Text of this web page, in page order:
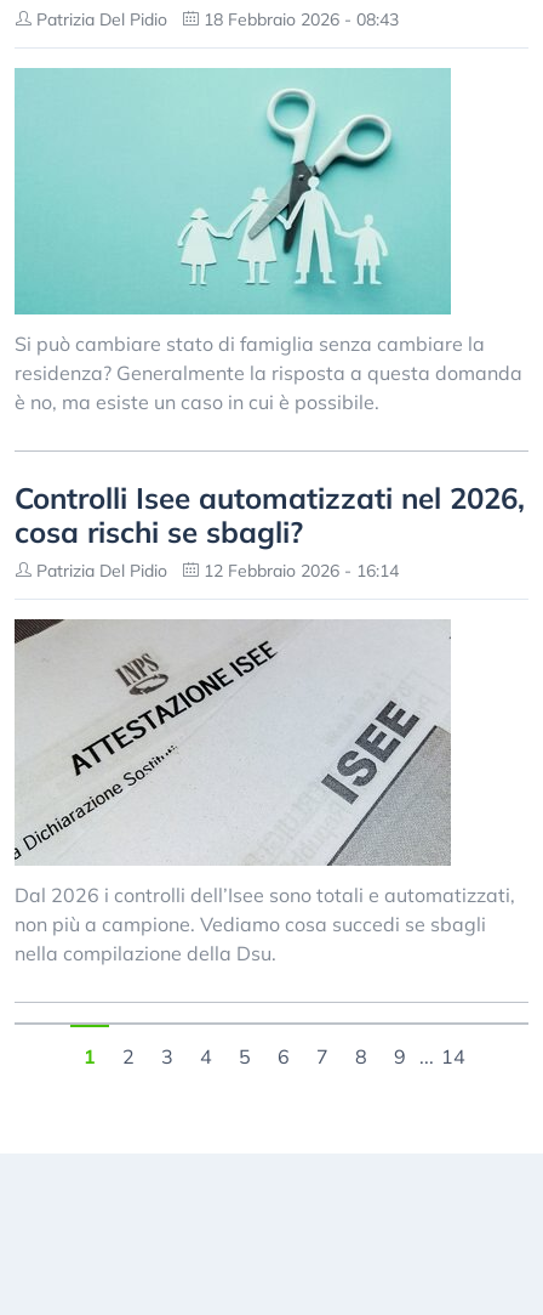
Patrizia Del Pidio 18 Febbraio 2026 - 08:43
Si può cambiare stato di famiglia senza cambiare la
residenza? Generalmente la risposta a questa domanda
è no, ma esiste un caso in cui è possibile.
Controlli Isee automatizzati nel 2026,
cosa rischi se sbagli?
Patrizia Del Pidio 12 Febbraio 2026 - 16:14
Dal 2026 i controlli dell’Isee sono totali e automatizzati,
non più a campione. Vediamo cosa succedi se sbagli
nella compilazione della Dsu.
1 2 3 4 5 6 7 8 9 ... 14